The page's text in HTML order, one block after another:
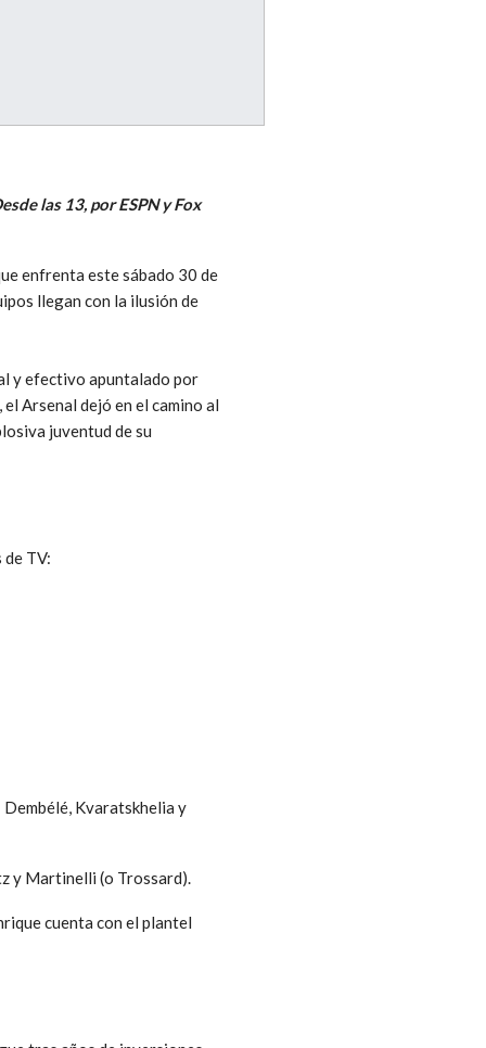
las 13, por ESPN y Fox
enfrenta este sábado 30 de
llegan con la ilusión de
y efectivo apuntalado por
Arsenal dejó en el camino al
juventud de su
TV:
Kvaratskhelia y
y Martinelli (o Trossard).
cuenta con el plantel